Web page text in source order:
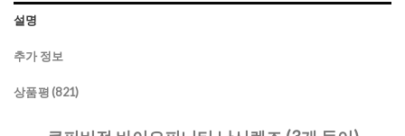
설명
추가 정보
상품평 (821)